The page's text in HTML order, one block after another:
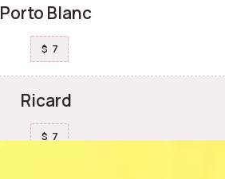
Porto Blanc
$ 7
Ricard
$ 7